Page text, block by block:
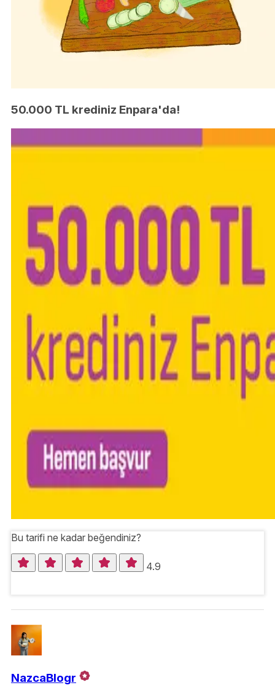
50.000 TL krediniz Enpara'da!
Bu tarifi ne kadar beğendiniz?
4.9
NazcaBlogr